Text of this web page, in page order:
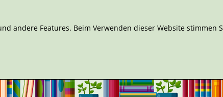
andere Features. Beim Verwenden dieser Website stimmen